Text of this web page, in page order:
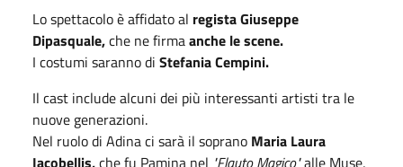
Lo spettacolo è affidato al regista Giuseppe
Dipasquale,che ne firmaanche le scene.
I costumi saranno di Stefania Cempini.
Il cast include alcuni dei più interessanti artisti tra le
nuove generazioni.
Nel ruolo di Adina ci sarà il soprano Maria Laura
Iacobellis,che fu Pamina nel "Flauto Magico"alle Muse,